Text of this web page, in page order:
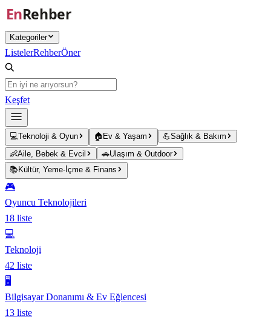
Ana içeriğe atla
Kategoriler
ListelerRehberÖner
Keşfet
💻Teknoloji & Oyun 🏠 Ev & Yaşam 💪Sağlık & Bakım
👶Aile, Bebek & Evcil 🚗Ulaşım & Outdoor
📚 Kültür, Yeme-İçme & Finans
🎮
Oyuncu Teknolojileri
18 liste
💻
Teknoloji
42 liste
🖥️
Bilgisayar Donanımı & Ev Eğlencesi
13 liste